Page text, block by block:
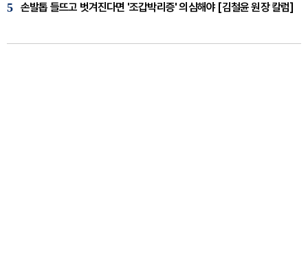
5 손발톱 들뜨고 벗겨진다면 '조갑박리증' 의심해야 [김철윤 원장 칼럼]